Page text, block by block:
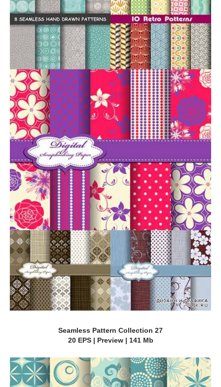
Seamless Pattern Collection 27
20 EPS | Preview | 141 Mb